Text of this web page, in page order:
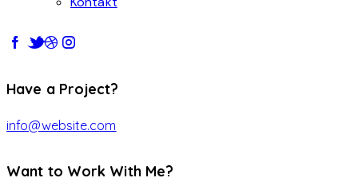
Have a Project?
info@website.com
Want to Work With Me?